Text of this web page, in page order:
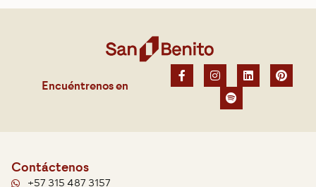
Encuéntrenos en
Contáctenos
+57 315 487 3157